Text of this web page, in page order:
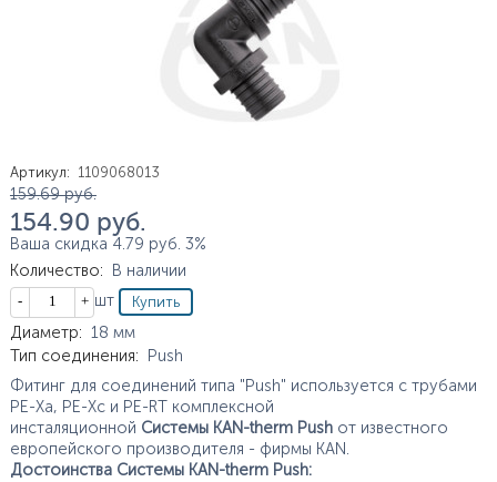
Артикул: 1109068013
Цена
159.69 руб.
154.90 руб.
Ваша скидка 4.79 руб. 3%
Количество:
В наличии
Кол-во
шт
Характеристики
Диаметр: 18 мм
Тип соединения:
Push
Фитинг для соединений типа "Push" используется с трубами
PE-Xa, PE-Xc и PE-RT комплексной
инсталяционной Системы KAN-therm Pushот известного
европейского производителя - фирмы KAN.
Достоинства Системы KAN-therm Push: